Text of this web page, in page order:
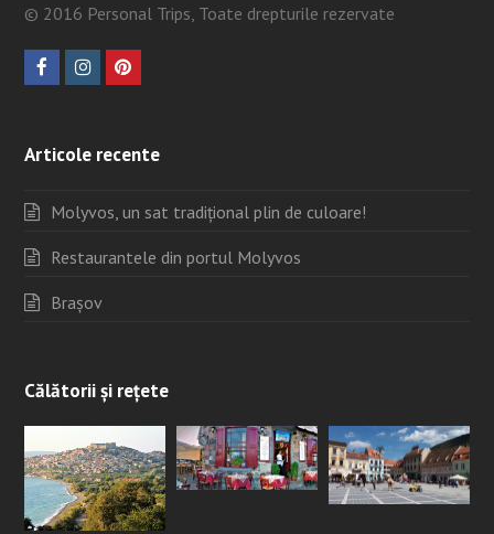
© 2016 Personal Trips, Toate drepturile rezervate
Articole recente
Molyvos, un sat tradițional plin de culoare!
Restaurantele din portul Molyvos
Brașov
Călătorii și rețete